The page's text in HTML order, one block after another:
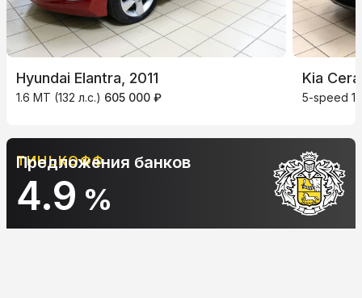
Hyundai Elantra, 2011
1.6 MT (132 л.с.) 605 000 ₽
Kia
5-speed
ТИНЬКОФФ
4.9 %
Предложения банков